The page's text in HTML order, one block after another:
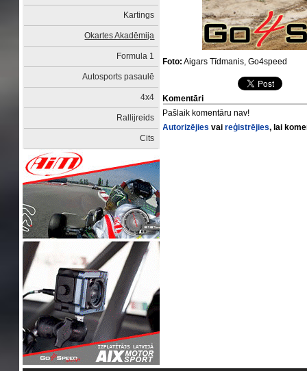
Kartings
Okartes Akadēmija
Formula 1
Autosports pasaulē
4x4
Rallijreids
Cits
Foto: Aigars Tīdmanis, Go4speed
Komentāri
Pašlaik komentāru nav!
Autorizējies vaireģistrējies, lai